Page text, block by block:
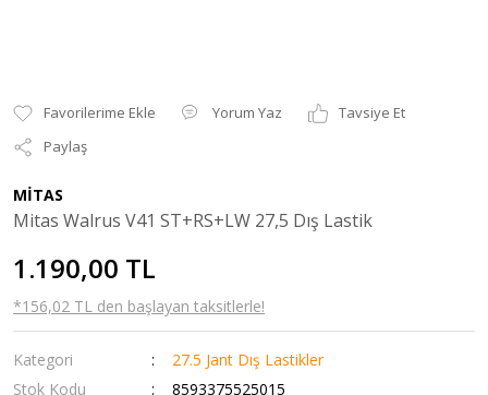
Yorum Yaz
Tavsiye Et
Paylaş
MİTAS
Mitas Walrus V41 ST+RS+LW 27,5 Dış Lastik
1.190,00 TL
*156,02 TL den başlayan taksitlerle!
Kategori
27.5 Jant Dış Lastikler
Stok Kodu
8593375525015